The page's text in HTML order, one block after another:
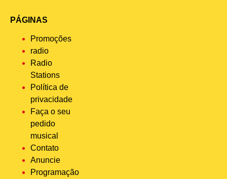
PÁGINAS
Promoções
radio
Radio
Stations
Política de
privacidade
Faça o seu
pedido
musical
Contato
Anuncie
Programação